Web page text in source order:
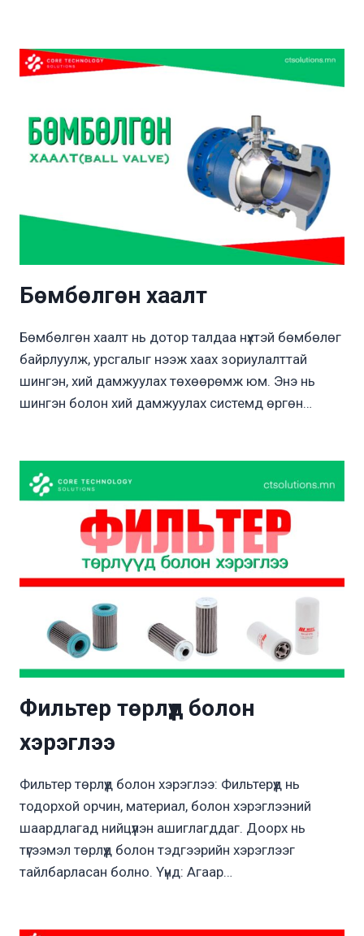
Бөмбөлгөн хаалт
Бөмбөлгөн хаалт нь дотор талдаа нүхтэй бөмбөлөг
байрлуулж, урсгалыг нээж хаах зориулалттай
шингэн, хий дамжуулах төхөөрөмж юм. Энэ нь
шингэн болон хий дамжуулах системд өргөн…
Фильтер төрлүүд болон
хэрэглээ
Фильтер төрлүүд болон хэрэглээ: Фильтерүүд нь
тодорхой орчин, материал, болон хэрэглээний
шаардлагад нийцүүлэн ашиглагддаг. Доорх нь
түгээмэл төрлүүд болон тэдгээрийн хэрэглээг
тайлбарласан болно. Үүнд: Агаар…